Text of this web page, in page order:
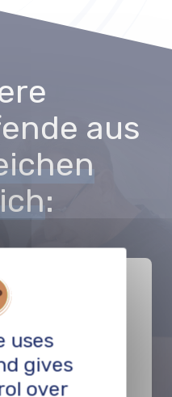
aus
:
uses
gives
over